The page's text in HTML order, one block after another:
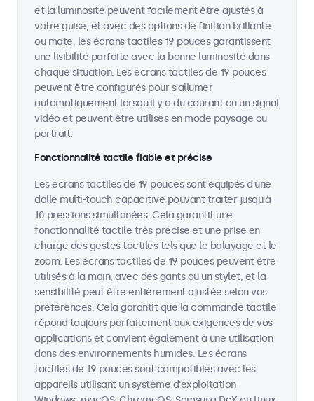
et la luminosité peuvent facilement être ajustés à
votre guise, et avec des options de finition brillante
ou mate, les écrans tactiles 19 pouces garantissent
une lisibilité parfaite avec la bonne luminosité dans
chaque situation. Les écrans tactiles de 19 pouces
peuvent être configurés pour s'allumer
automatiquement lorsqu'il y a du courant ou un signal
vidéo et peuvent être utilisés en mode paysage ou
portrait.
Fonctionnalité tactile fiable et précise
Les écrans tactiles de 19 pouces sont équipés d'une
dalle multi-touch capacitive pouvant traiter jusqu'à
10 pressions simultanées. Cela garantit une
fonctionnalité tactile très précise et une prise en
charge des gestes tactiles tels que le balayage et le
zoom. Les écrans tactiles de 19 pouces peuvent être
utilisés à la main, avec des gants ou un stylet, et la
sensibilité peut être entièrement ajustée selon vos
préférences. Cela garantit que la commande tactile
répond toujours parfaitement aux exigences de vos
applications et convient également à une utilisation
dans des environnements humides. Les écrans
tactiles de 19 pouces sont compatibles avec les
appareils utilisant un système d'exploitation